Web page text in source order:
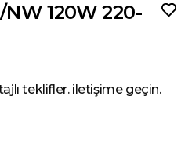
NW 120W 220-
teklifler. iletişime geçin.